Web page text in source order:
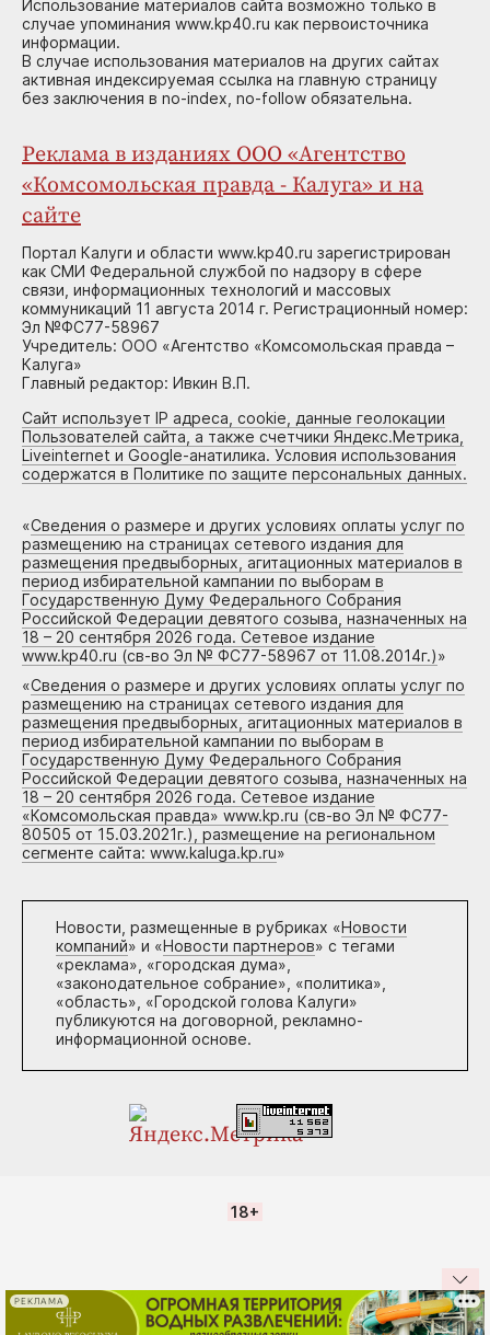
Использование материалов сайта возможно только в
случае упоминания www.kp40.ru как первоисточника
информации.
В случае использования материалов на других сайтах
активная индексируемая ссылка на главную страницу
без заключения в no-index, no-follow обязательна.
Реклама в изданиях ООО «Агентство
«Комсомольская правда - Калуга» и на
сайте
Портал Калуги и области www.kp40.ru зарегистрирован
как СМИ Федеральной службой по надзору в сфере
связи, информационных технологий и массовых
коммуникаций 11 августа 2014 г. Регистрационный номер:
Эл №ФС77-58967
Учредитель: ООО «Агентство «Комсомольская правда –
Калуга»
Главный редактор: Ивкин В.П.
Сайт использует IP адреса, cookie, данные геолокации
Пользователей сайта, а также счетчики Яндекс.Метрика,
Liveinternet и Google-анатилика. Условия использования
содержатся в Политике по защите персональных данных.
«Сведения о размере и других условиях оплаты услуг по
размещению на страницах сетевого издания для
размещения предвыборных, агитационных материалов в
период избирательной кампании по выборам в
Государственную Думу Федерального Собрания
Российской Федерации девятого созыва, назначенных на
18 – 20 сентября 2026 года. Сетевое издание
www.kp40.ru (св-во Эл № ФС77-58967 от 11.08.2014г.)»
«Сведения о размере и других условиях оплаты услуг по
размещению на страницах сетевого издания для
размещения предвыборных, агитационных материалов в
период избирательной кампании по выборам в
Государственную Думу Федерального Собрания
Российской Федерации девятого созыва, назначенных на
18 – 20 сентября 2026 года. Сетевое издание
«Комсомольская правда» www.kp.ru (св-во Эл № ФС77-
80505 от 15.03.2021г.), размещение на региональном
сегменте сайта: www.kaluga.kp.ru»
Новости, размещенные в рубриках «Новости
компаний» и «Новости партнеров» с тегами
«реклама», «городская дума»,
«законодательное собрание», «политика»,
«область», «Городской голова Калуги»
публикуются на договорной, рекламно-
информационной основе.
18+
РЕКЛАМА